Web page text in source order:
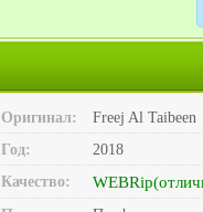
Оригинал:
Freej Al Taibeen
Год:
2018
Качество: